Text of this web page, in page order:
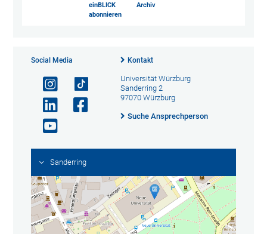
einBLICK
abonnieren
Archiv
Social Media Kontakt
Universität Würzburg
Sanderring 2
97070 Würzburg
Suche Ansprechperson
Sanderring